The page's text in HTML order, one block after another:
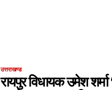
उत्तराखण्ड
रायपुर विधायक उमेश